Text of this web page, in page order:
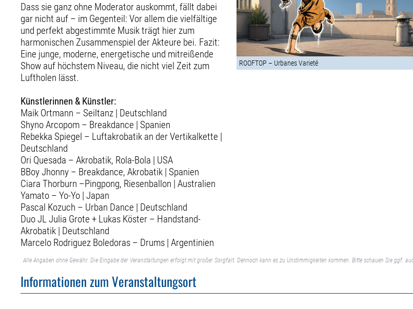
Dass sie ganz ohne Moderator auskommt, fällt dabei
gar nicht auf – im Gegenteil: Vor allem die vielfältige
und perfekt abgestimmte Musik trägt hier zum
harmonischen Zusammenspiel der Akteure bei. Fazit:
Eine junge, moderne, energetische und mitreißende
Show auf höchstem Niveau, die nicht viel Zeit zum
Luftholen lässt.
Künstlerinnen & Künstler:
Maik Ortmann – Seiltanz | Deutschland
Shyno Arcopom – Breakdance | Spanien
Rebekka Spiegel – Luftakrobatik an der Vertikalkette |
Deutschland
Ori Quesada – Akrobatik, Rola-Bola | USA
BBoy Jhonny – Breakdance, Akrobatik | Spanien
Ciara Thorburn –Pingpong, Riesenballon | Australien
Yamato – Yo-Yo | Japan
Pascal Kozuch – Urban Dance | Deutschland
Duo JL Julia Grote + Lukas Köster – Handstand-
Akrobatik | Deutschland
Marcelo Rodriguez Boledoras – Drums | Argentinien
ROOFTOP – Urbanes Varieté
Alle Angaben ohne Gewähr. Die Eingabe der Veranstaltungen erfolgt mit großer Sorgfalt. Dennoch kann es zu Unstimmigkeiten kommen. Bitte schauen Sie ggf.
Informationen zum Veranstaltungsort